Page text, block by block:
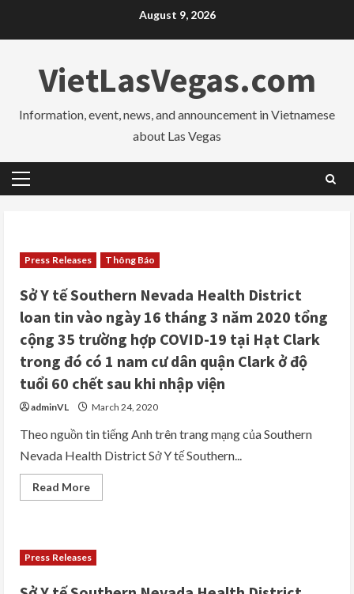
August 9, 2026
VietLasVegas.com
Information, event, news, and announcement in Vietnamese
about Las Vegas
Primary
Press Releases Thông Báo
Sở Y tế Southern Nevada Health District
loan tin vào ngày 16 tháng 3 năm 2020 tổng
cộng 35 trường hợp COVID-19 tại Hạt Clark
trong đó có 1 nam cư dân quận Clark ở độ
tuổi 60 chết sau khi nhập viện
adminVL March 24, 2020
Theo nguồn tin tiếng Anh trên trang mạng của Southern
Nevada Health District Sở Y tế Southern...
Read MoreRead
more
Southern
Nevada
District
Press Releases